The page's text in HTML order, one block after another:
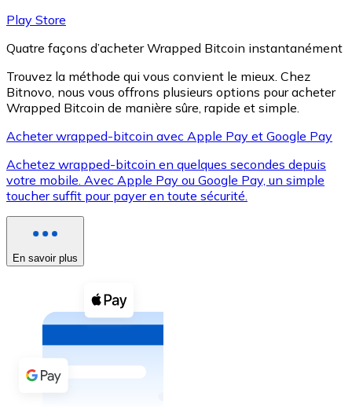
XRP
XRP
Voir toutes
Coupons crypto
Achetez des cryptomonnaies en espèces et d'autres
Acheter avec espèces
Virement SEPA
Play Store
Quatre façons d’acheter Wrapped Bitcoin instantanément
Trouvez la méthode qui vous convient le mieux. Chez
Bitnovo, nous vous offrons plusieurs options pour acheter
Wrapped Bitcoin de manière sûre, rapide et simple.
Acheter wrapped-bitcoin avec Apple Pay et Google Pay
Achetez wrapped-bitcoin en quelques secondes depuis
votre mobile. Avec Apple Pay ou Google Pay, un simple
toucher suffit pour payer en toute sécurité.
En savoir plus